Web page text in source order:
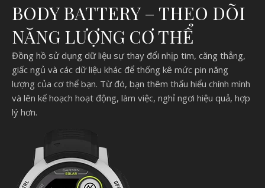
BODY BATTERY – THEO DÕI
NĂNG LƯỢNG CƠ THỂ
Đồng hồ sử dụng dữ liệu sự thay đổi nhịp tim, căng thẳng,
giấc ngủ và các dữ liệu khác để thống kê mức pin năng
lượng của cơ thể bạn. Từ đó, bạn thêm thấu hiểu chính mình
và lên kế hoạch hoạt động, làm việc, nghỉ ngơi hiệu quả, hợp
lý hơn.